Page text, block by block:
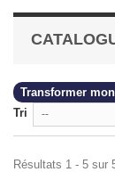
Transformer
Tri
--
Résultats 1 - 5 sur